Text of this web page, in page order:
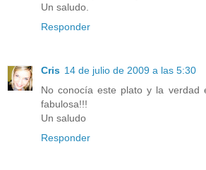
Un saludo.
Responder
Cris 14 de julio de 2009 a las 5:30
No conocía este plato y la verdad
fabulosa!!!
Un saludo
Responder